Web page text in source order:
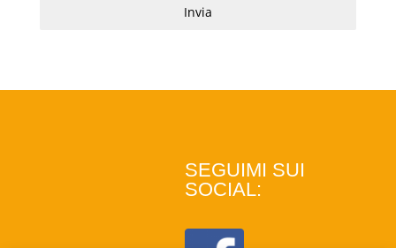
Invia
SEGUIMI SUI
SOCIAL: